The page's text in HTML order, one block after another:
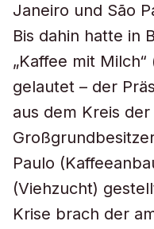
Janeiro und São
Bis dahin hatte in
„Kaffee mit Milch“
gelautet – der
aus dem Kreis
Paulo
(Viehzucht)
Krise brach der